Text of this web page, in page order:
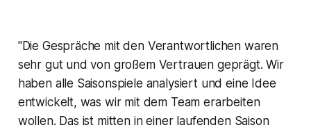
"Die Gespräche mit den Verantwortlichen waren
sehr gut und von großem Vertrauen geprägt. Wir
haben alle Saisonspiele analysiert und eine Idee
entwickelt, was wir mit dem Team erarbeiten
wollen. Das ist mitten in einer laufenden Saison